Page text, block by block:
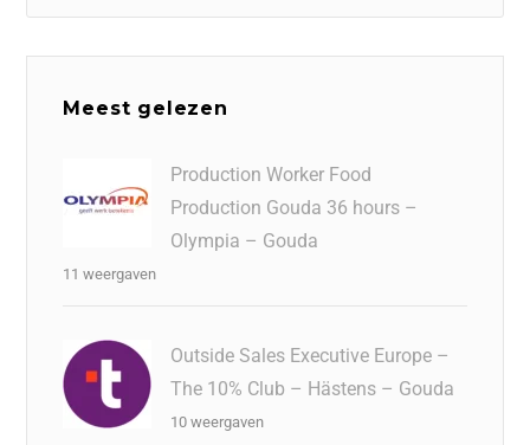
Meest gelezen
Production Worker Food
Production Gouda 36 hours –
Olympia – Gouda
11 weergaven
Outside Sales Executive Europe –
The 10% Club – Hästens – Gouda
10 weergaven